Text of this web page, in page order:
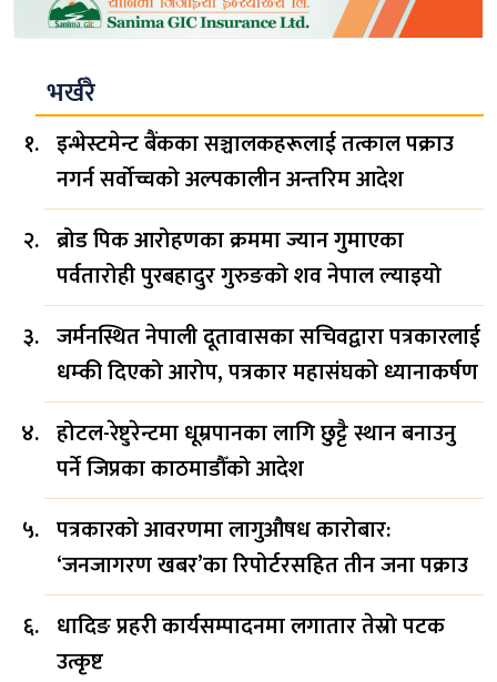
भर्खरै
इन्भेस्टमेन्ट बैंकका सञ्चालकहरूलाई तत्काल पक्राउ
नगर्न सर्वोच्चको अल्पकालीन अन्तरिम आदेश
ब्रोड पिक आरोहणका क्रममा ज्यान गुमाएका
पर्वतारोही पुरबहादुर गुरुङको शव नेपाल ल्याइयो
जर्मनस्थित नेपाली दूतावासका सचिवद्वारा पत्रकारलाई
धम्की दिएको आरोप, पत्रकार महासंघको ध्यानाकर्षण
होटल-रेष्टुरेन्टमा धूम्रपानका लागि छुट्टै स्थान बनाउनु
पर्ने जिप्रका काठमाडौँको आदेश
पत्रकारको आवरणमा लागुऔषध कारोबार:
‘जनजागरण खबर’का रिपोर्टरसहित तीन जना पक्राउ
धादिङ प्रहरी कार्यसम्पादनमा लगातार तेस्रो पटक
उत्कृष्ट